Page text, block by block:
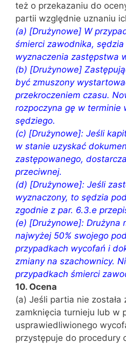
też o przekazaniu do
partii względnie uznaniu
(a) [Drużynowe] W
śmierci zawodnika,
wyznaczenia zastępstwa
(b) [Drużynowe]
być zmuszony
przekroczeniem czasu.
rozpoczyna gę w terminie
sędziego.
(c) [Drużynowe]: Jeśli
w stanie uzyskać
zastępowanego,
przeciwnej.
(d) [Drużynowe]: Jeśli
wyznaczony, to sędzia
zgodnie z par. 6.3.e
(e) [Drużynowe]: Drużyna
najwyżej 50% swojego
przypadkach wycofań i
zmiany na szachownicy.
przypadkach śmierci
10. Ocena
(a) Jeśli partia nie
zamknięcia turnieju lub w
usprawiedliwionego
przystępuje do procedury